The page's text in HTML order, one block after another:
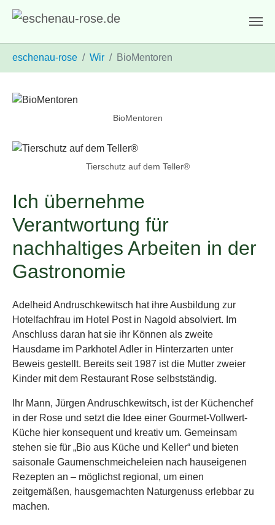
eschenau-rose Wir BioMentoren
BioMentoren
Tierschutz auf dem Teller®
Ich übernehme
Verantwortung für
nachhaltiges Arbeiten in der
Gastronomie
Adelheid Andruschkewitsch hat ihre Ausbildung zur
Hotelfachfrau im Hotel Post in Nagold absolviert. Im
Anschluss daran hat sie ihr Können als zweite
Hausdame im Parkhotel Adler in Hinterzarten unter
Beweis gestellt. Bereits seit 1987 ist die Mutter zweier
Kinder mit dem Restaurant Rose selbstständig.
Ihr Mann, Jürgen Andruschkewitsch, ist der Küchenchef
in der Rose und setzt die Idee einer Gourmet-Vollwert-
Küche hier konsequent und kreativ um. Gemeinsam
stehen sie für „Bio aus Küche und Keller“ und bieten
saisonale Gaumenschmeicheleien nach hauseigenen
Rezepten an – möglichst regional, um einen
zeitgemäßen, hausgemachten Naturgenuss erlebbar zu
machen.